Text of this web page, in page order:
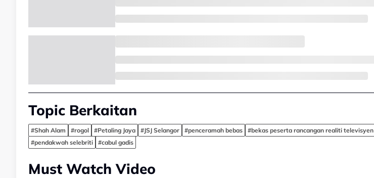
Topic Berkaitan
#Shah Alam #rogol #Petaling Jaya #JSJ Selangor #penceramah bebas
#bekas peserta rancangan realiti televisyen
#pendakwah selebriti
#cabul gadis
Must Watch Video